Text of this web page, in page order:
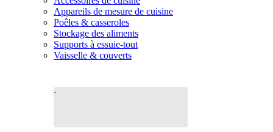
Appareils de mesure de cuisine
Poêles & casseroles
Stockage des aliments
Supports à essuie-tout
Vaisselle & couverts